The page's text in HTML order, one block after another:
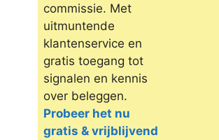
commissie. Met
uitmuntende
klantenservice en
gratis toegang tot
signalen en kennis
over beleggen.
Probeer het nu
gratis & vrijblijvend